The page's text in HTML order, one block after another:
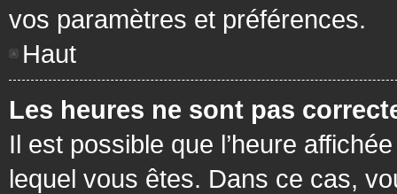
vos paramètres et préférences.
Haut
Les heures ne sont pas
Il est possible que l’heure
lequel vous êtes. Dans ce cas,